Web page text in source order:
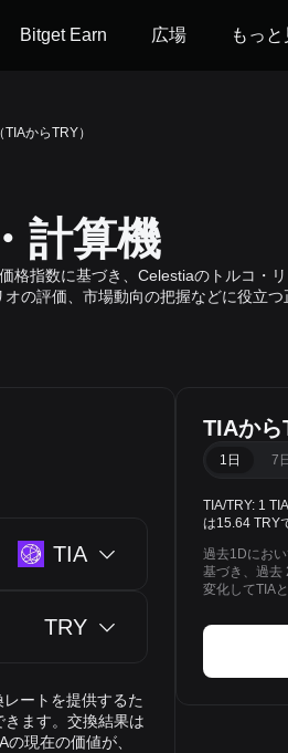
Bitget Earn 広場 もっと
からTRY）
計算機
格指数に基づき、Celestiaのトルコ・
の評価、市場動向の把握などに役立つ
TIA
TRY
ートを提供するた
ます。交換結果は
現在の価値が、
TIAから
1日 7
TIA/TRY: 1
は15.64 TRY
過去1Dにお
基づき、過去
変化してTIA